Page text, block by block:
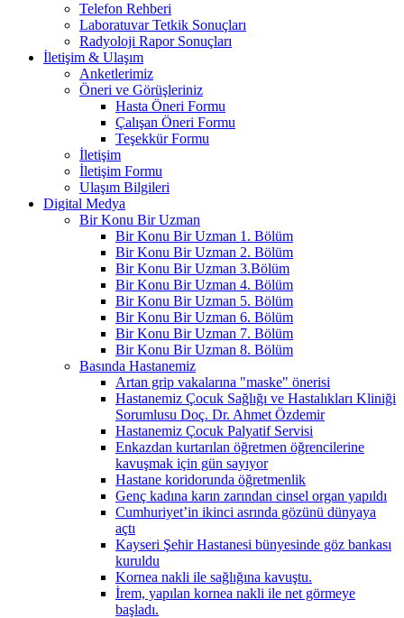
Telefon Rehberi
Laboratuvar Tetkik Sonuçları
Radyoloji Rapor Sonuçları
İletişim & Ulaşım
Anketlerimiz
Öneri ve Görüşleriniz
Hasta Öneri Formu
Çalışan Öneri Formu
Teşekkür Formu
İletişim
İletişim Formu
Ulaşım Bilgileri
Digital Medya
Bir Konu Bir Uzman
Bir Konu Bir Uzman 1. Bölüm
Bir Konu Bir Uzman 2. Bölüm
Bir Konu Bir Uzman 3.Bölüm
Bir Konu Bir Uzman 4. Bölüm
Bir Konu Bir Uzman 5. Bölüm
Bir Konu Bir Uzman 6. Bölüm
Bir Konu Bir Uzman 7. Bölüm
Bir Konu Bir Uzman 8. Bölüm
Basında Hastanemiz
Artan grip vakalarına "maske" önerisi
Hastanemiz Çocuk Sağlığı ve Hastalıkları Kliniği
Sorumlusu Doç. Dr. Ahmet Özdemir
Hastanemiz Çocuk Palyatif Servisi
Enkazdan kurtarılan öğretmen öğrencilerine
kavuşmak için gün sayıyor
Hastane koridorunda öğretmenlik
Genç kadına karın zarından cinsel organ yapıldı
Cumhuriyet’in ikinci asrında gözünü dünyaya
açtı
Kayseri Şehir Hastanesi bünyesinde göz bankası
kuruldu
Kornea nakli ile sağlığına kavuştu.
İrem, yapılan kornea nakli ile net görmeye
başladı.